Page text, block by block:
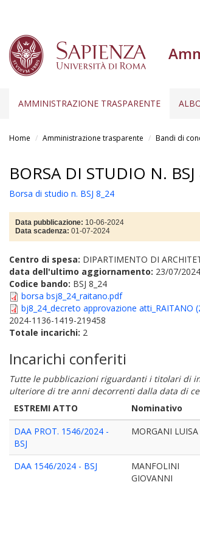
AMMINISTRAZIONE TRASPARENTE
Home Amministrazione trasparente Bandi di
BORSA DI STUDIO N.
Borsa di studio n. BSJ 8_24
Data pubblicazione: 10-06-2024
Data scadenza: 01-07-2024
Centro di spesa: DIPARTIMENTO DI
data dell'ultimo aggiornamento: 23/07/
Codice bando: BSJ 8_24
borsa bsj8_24_raitano.pdf
bj8_24_decreto approvazione atti_RAITANO
2024-1136-1419-219458
Totale incarichi: 2
Incarichi conferiti
Tutte le pubblicazioni riguardanti i titolari di
ulteriore di tre anni decorrenti dalla data di
ESTREMI ATTO
Nominativo
DAA PROT. 1546/2024 -
BSJ
MORGANI LUISA
DAA 1546/2024 - BSJ
MANFOLINI
GIOVANNI